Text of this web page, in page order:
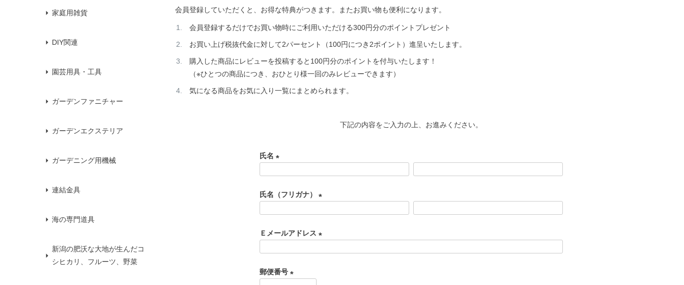
家庭用雑貨
DIY関連
園芸用具・工具
ガーデンファニチャー
ガーデンエクステリア
ガーデニング用機械
連結金具
海の専門道具
新潟の肥沃な大地が生んだコ
シヒカリ、フルーツ、野菜
会員登録していただくと、お得な特典がつきます。またお買い物も便利になります。
会員登録するだけでお買い物時にご利用いただける300円分のポイントプレゼント
お買い上げ税抜代金に対して2パーセント（100円につき2ポイント）進呈いたします。
購入した商品にレビューを投稿すると100円分のポイントを付与いたします！
（※ひとつの商品につき、おひとり様一回のみレビューできます）
気になる商品をお気に入り一覧にまとめられます。
下記の内容をご入力の上、お進みください。
氏名
須
氏名（フリガナ）
須
Ｅメールアドレス
郵便番号